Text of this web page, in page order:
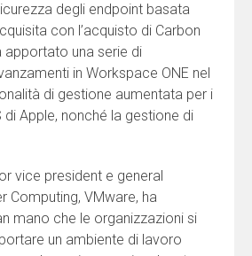
degli endpoint basata
con l’acquisto di Carbon
apportato una serie di
in Workspace ONE nel
di gestione aumentata per i
Apple, nonché la gestione di
vice president e general
Computing, VMware, ha
mano che le organizzazioni si
un ambiente di lavoro